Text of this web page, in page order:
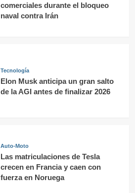
comerciales durante el bloqueo
naval contra Irán
Tecnología
Elon Musk anticipa un gran salto
de la AGI antes de finalizar 2026
Auto-Moto
Las matriculaciones de Tesla
crecen en Francia y caen con
fuerza en Noruega